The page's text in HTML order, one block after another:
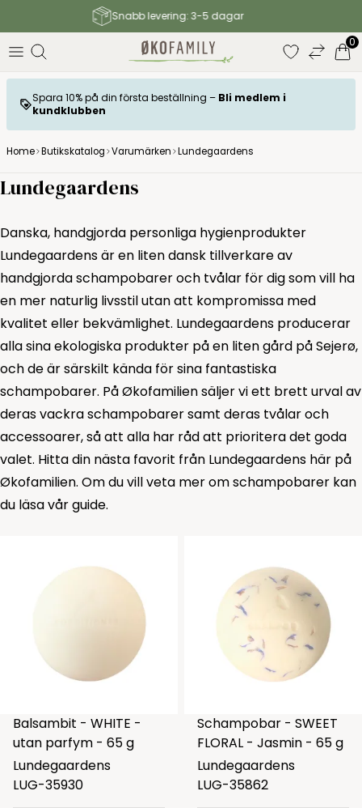
Fri frakt till paketbutik för köp över 899 SEK
0
Spara 10% på din första beställning – Bli medlem i
kundklubben
Home Butikskatalog Varumärken Lundegaardens
Lundegaardens
Danska, handgjorda personliga hygienprodukter
Lundegaardens är en liten dansk tillverkare av
handgjorda schampobarer och tvålar för dig som vill ha
en mer naturlig livsstil utan att kompromissa med
kvalitet eller bekvämlighet. Lundegaardens producerar
alla sina ekologiska produkter på en liten gård på Sejerø,
och de är särskilt kända för sina fantastiska
schampobarer. På Økofamilien säljer vi ett brett urval av
deras vackra schampobarer samt deras tvålar och
accessoarer, så att alla har råd att prioritera det goda
valet. Hitta din nästa favorit från Lundegaardens här på
Økofamilien. Om du vill veta mer om schampobarer kan
du läsa vår guide.
Balsambit - WHITE -
utan parfym - 65 g
Lundegaardens
LUG-35930
Schampobar - SWEET
FLORAL - Jasmin - 65 g
Lundegaardens
LUG-35862